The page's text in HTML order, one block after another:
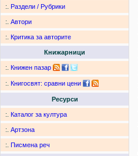
:. Раздели / Рубрики
:. Автори
:. Критика за авторите
Книжарници
:. Книжен пазар
:. Книгосвят: сравни цени
Ресурси
:. Каталог за култура
:. Артзона
:. Писмена реч